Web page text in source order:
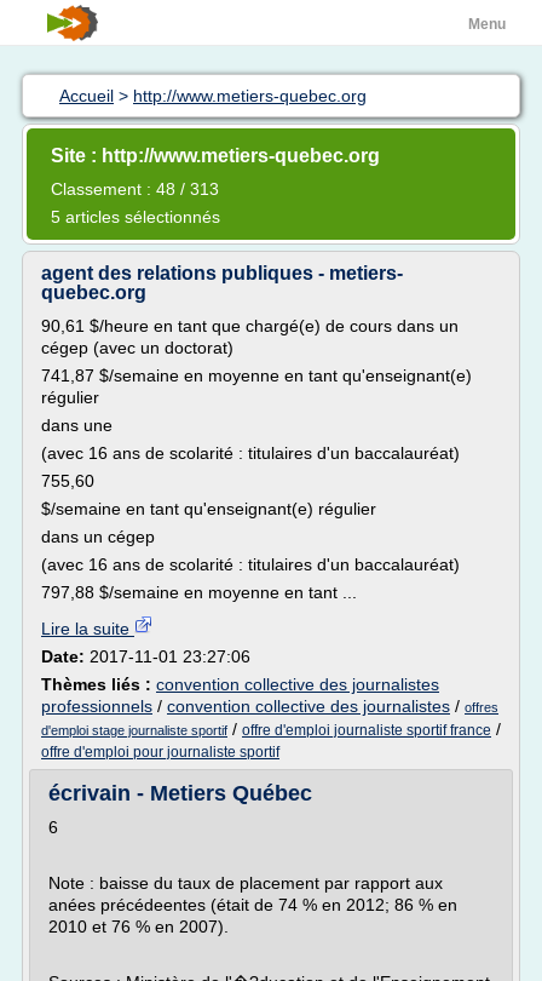
Menu
Accueil > http://www.metiers-quebec.org
Site : http://www.metiers-quebec.org
Classement : 48 / 313
5 articles sélectionnés
agent des relations publiques - metiers-
quebec.org
90,61 $/heure en tant que chargé(e) de cours dans un
cégep (avec un doctorat)
741,87 $/semaine en moyenne en tant qu'enseignant(e)
régulier
dans une
(avec 16 ans de scolarité : titulaires d'un baccalauréat)
755,60
$/semaine en tant qu'enseignant(e) régulier
dans un cégep
(avec 16 ans de scolarité : titulaires d'un baccalauréat)
797,88 $/semaine en moyenne en tant ...
Lire la suite
Date: 2017-11-01 23:27:06
Thèmes liés : convention collective des journalistes
professionnels / convention collective des journalistes / offres
d'emploi stage journaliste sportif / offre d'emploi journaliste sportif france /
offre d'emploi pour journaliste sportif
écrivain - Metiers Québec
6
Note : baisse du taux de placement par rapport aux
anées précédeentes (était de 74 % en 2012; 86 % en
2010 et 76 % en 2007).